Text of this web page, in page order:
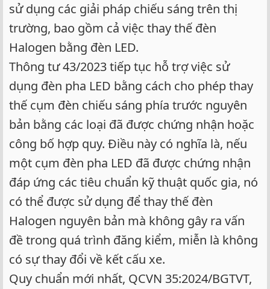
sử dụng các giải pháp chiếu sáng trên thị
trường, bao gồm cả việc thay thế đèn
Halogen bằng đèn LED.
Thông tư 43/2023 tiếp tục hỗ trợ việc sử
dụng đèn pha LED bằng cách cho phép thay
thế cụm đèn chiếu sáng phía trước nguyên
bản bằng các loại đã được chứng nhận hoặc
công bố hợp quy. Điều này có nghĩa là, nếu
một cụm đèn pha LED đã được chứng nhận
đáp ứng các tiêu chuẩn kỹ thuật quốc gia, nó
có thể được sử dụng để thay thế đèn
Halogen nguyên bản mà không gây ra vấn
đề trong quá trình đăng kiểm, miễn là không
có sự thay đổi về kết cấu xe.
Quy chuẩn mới nhất, QCVN 35:2024/BGTVT,